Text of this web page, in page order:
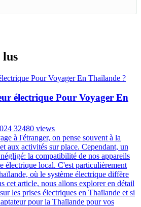
lus
électrique Pour Voyager En
32480 views
à l'étranger, on pense souvent à la
aux activités sur place. Cependant, un
la compatibilité de nos appareils
électrique local. C'est particulièrement
où le système électrique diffère
cet article, nous allons explorer en détail
les prises électriques en Thaïlande et si
pour la Thaïlande pour vos